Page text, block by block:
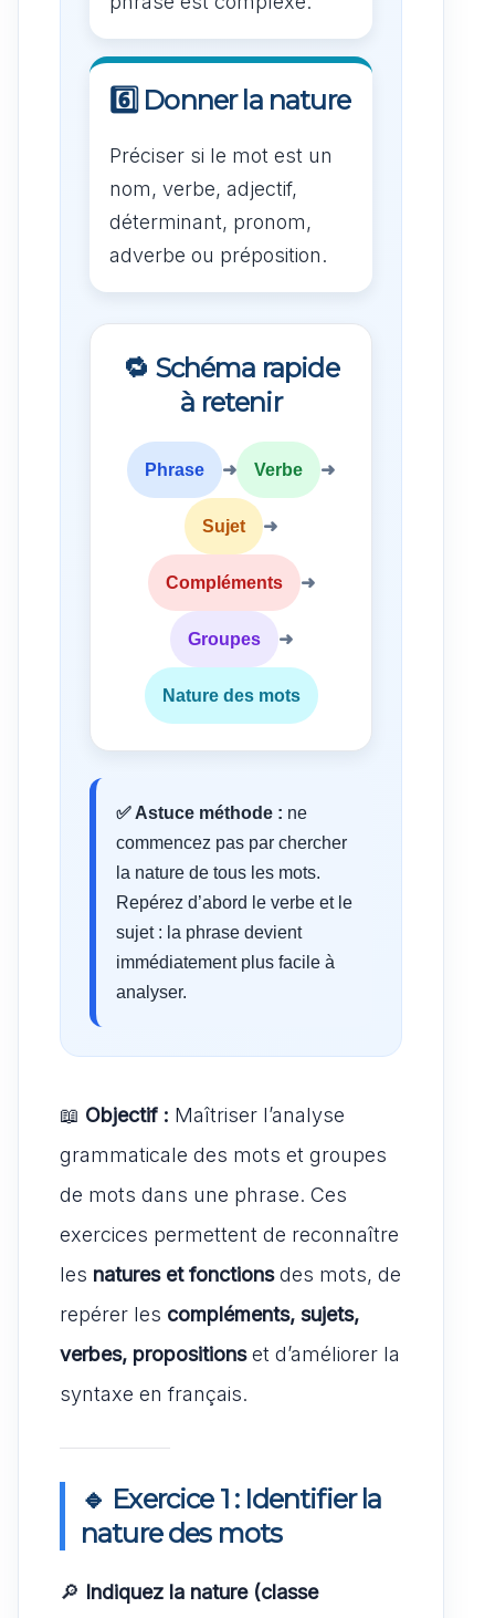
6️⃣ Donner la nature
Préciser si le mot est un
nom, verbe, adjectif,
déterminant, pronom,
adverbe ou préposition.
🔁 Schéma rapide
à retenir
Phrase ➜ Verbe ➜
Sujet ➜
Compléments ➜
Groupes ➜
Nature des mots
✅ Astuce méthode : ne
commencez pas par chercher
la nature de tous les mots.
Repérez d’abord le verbe et le
sujet : la phrase devient
immédiatement plus facile à
analyser.
📖 Objectif : Maîtriser l’analyse
grammaticale des mots et groupes
de mots dans une phrase. Ces
exercices permettent de reconnaître
les natures et fonctionsdes mots, de
repérer les compléments, sujets,
verbes, propositionset d’améliorer la
syntaxe en français.
🔹 Exercice 1 : Identifier la
nature des mots
🔎 Indiquez la nature (classe